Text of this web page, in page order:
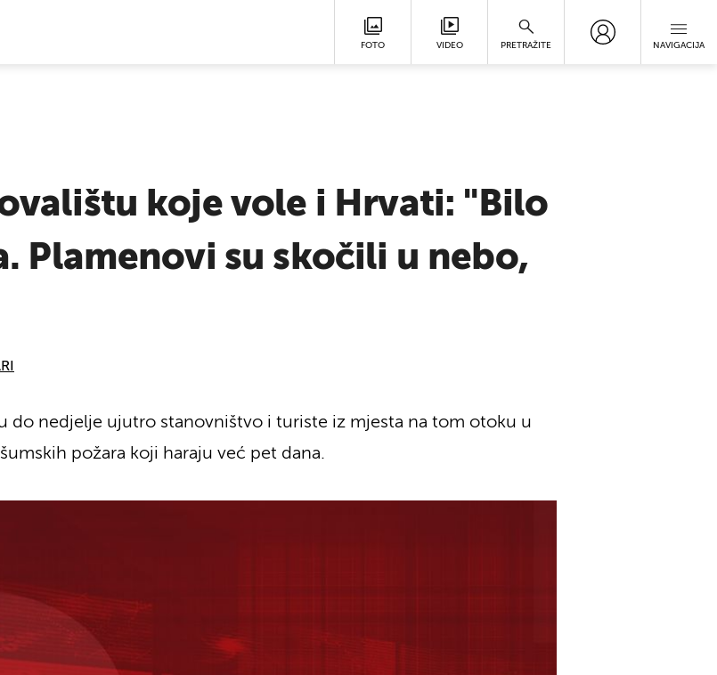
FOTO VIDEO PRETRAŽITE NAVIGACIJA
koje vole i Hrvati: "Bilo
Plamenovi su skočili u nebo,
do nedjelje ujutro stanovništvo i turiste iz mjesta na tom otoku u
požara koji haraju već pet dana.